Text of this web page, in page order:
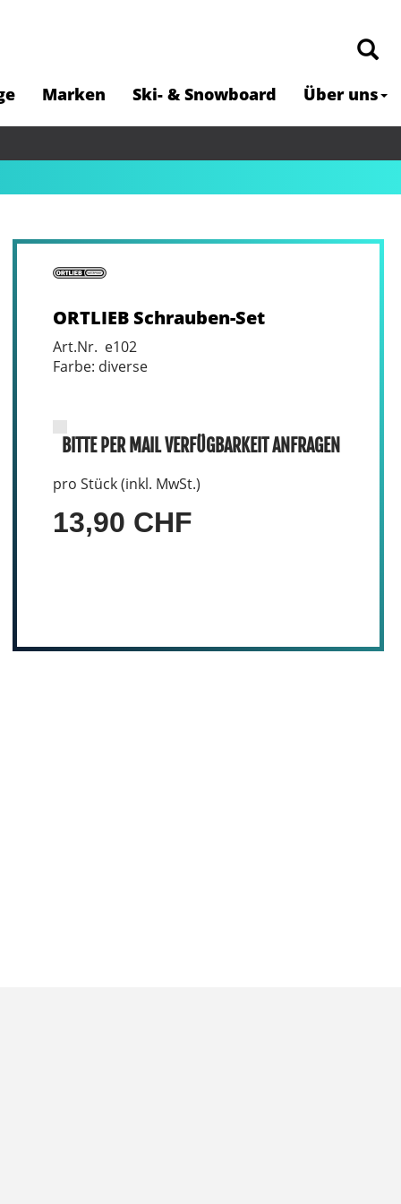
Marken Ski- & Snowboard Über uns
ORTLIEB Schrauben-Set
Art.Nr. e102
Farbe: diverse
BITTE PER MAIL VERFÜGBARKEIT ANFRAGEN
pro Stück (inkl. MwSt.)
13,90 CHF